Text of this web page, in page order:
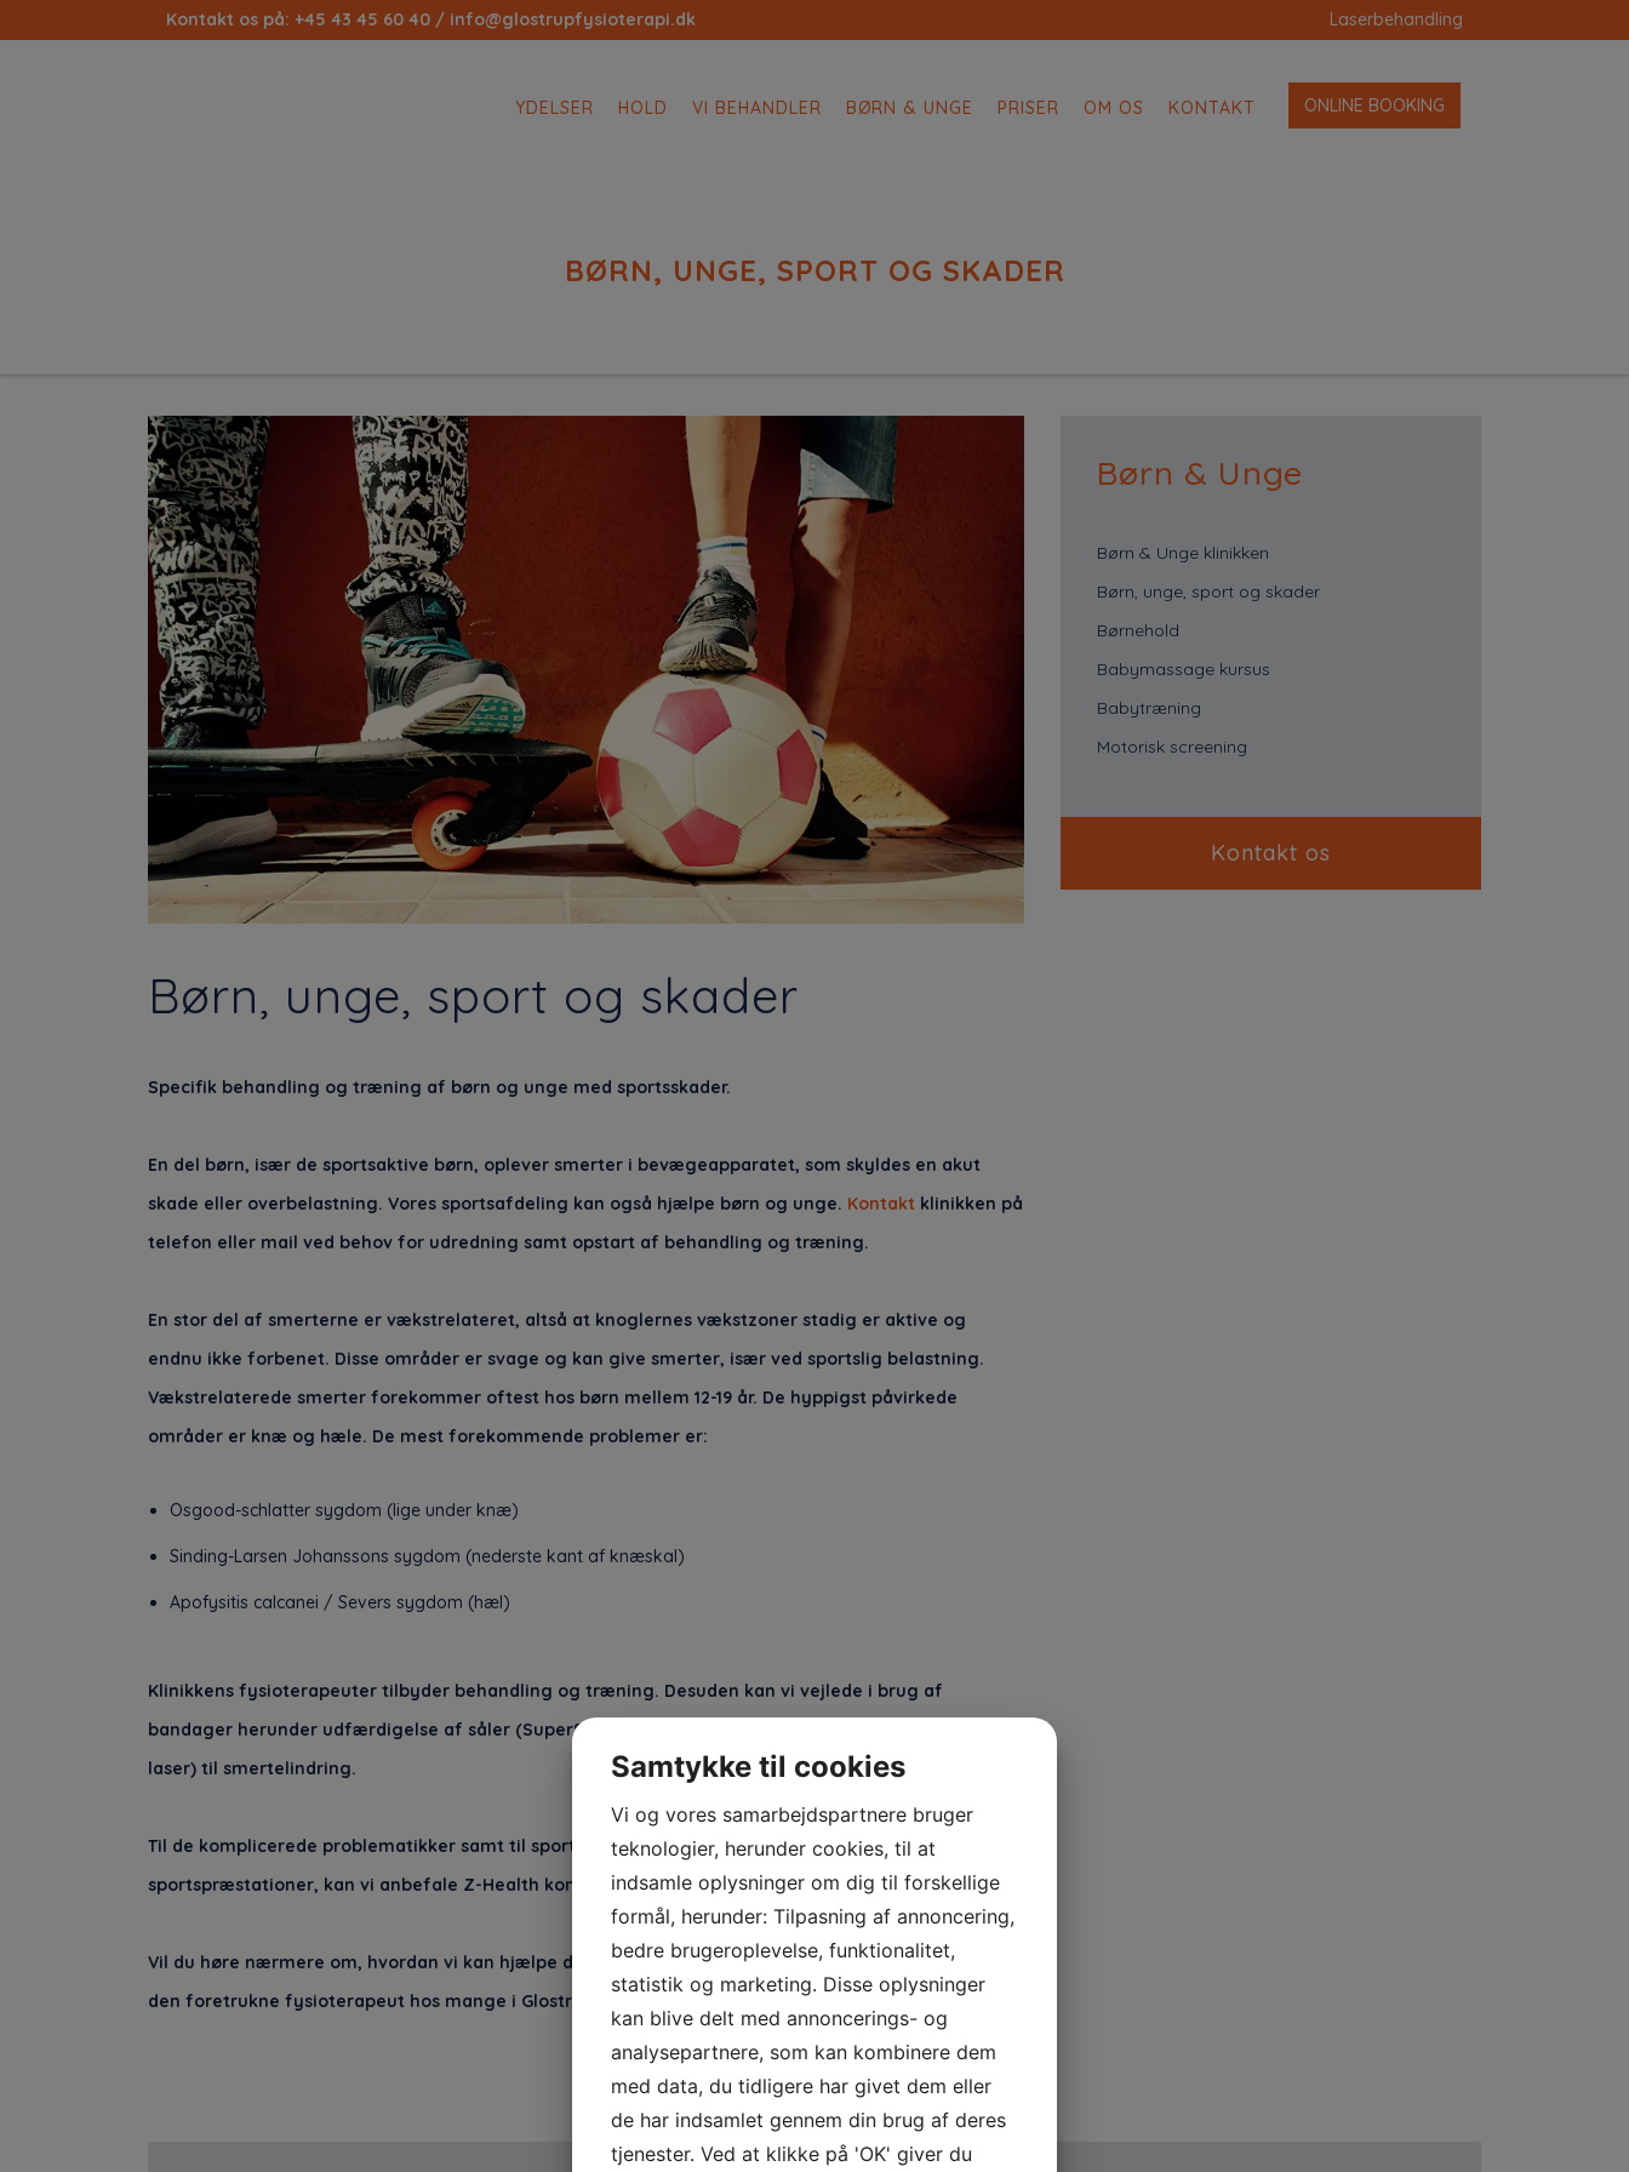
Kontakt os på: +45 43 45 60 40 / info@glostrupfysioterapi.dk Laserbehandling
ONLINE BOOKING
YDELSER HOLD VI BEHANDLER BØRN & UNGE PRISER OM OS KONTAKT
BØRN, UNGE, SPORT OG SKADER
Børn, unge, sport og skader
Specifik behandling og træning af børn og unge med sportsskader.
En del børn, især de sportsaktive børn, oplever smerter i bevægeapparatet, som skyldes en akut
skade eller overbelastning. Vores sportsafdeling kan også hjælpe børn og unge. Kontakt klinikken på
telefon eller mail ved behov for udredning samt opstart af behandling og træning.
En stor del af smerterne er vækstrelateret, altså at knoglernes vækstzoner stadig er aktive og
endnu ikke forbenet. Disse områder er svage og kan give smerter, især ved sportslig belastning.
Vækstrelaterede smerter forekommer oftest hos børn mellem 12-19 år. De hyppigst påvirkede
områder er knæ og hæle. De mest forekommende problemer er:
Osgood-schlatter sygdom (lige under knæ)
Sinding-Larsen Johanssons sygdom (nederste kant af knæskal)
Apofysitis calcanei / Severs sygdom (hæl)
Klinikkens fysioterapeuter tilbyder behandling og træning. Desuden kan vi vejlede i brug af
bandager herunder udfærdigelse af såler (SuperSole) samt tilbyde relevant el-terapi (herunder K-
laser) til smertelindring.
Til de komplicerede problematikker samt til sportsudøveren, som ønsker at forbedre
sportspræstationer, kan vi anbefale Z-Health konceptet.Læs mere her.
Vil du høre nærmere om, hvordan vi kan hjælpe dig eller dit barn? Skriv eller ring til os i dag. Vi er
den foretrukne fysioterapeut hos mange i Glostrup, Brøndby, Albertslund og Vallensbæk.
Børn & Unge
Børn & Unge klinikken
Børn, unge, sport og skader
Børnehold
Babymassage kursus
Babytræning
Motorisk screening
Kontakt os
Samtykke til cookies
Vi og vores samarbejdspartnere bruger
teknologier, herunder cookies, til at
indsamle oplysninger om dig til forskellige
formål, herunder: Tilpasning af annoncering,
bedre brugeroplevelse, funktionalitet,
statistik og marketing. Disse oplysninger
kan blive delt med annoncerings- og
analysepartnere, som kan kombinere dem
med data, du tidligere har givet dem eller
de har indsamlet gennem din brug af deres
tjenester. Ved at klikke på 'OK' giver du